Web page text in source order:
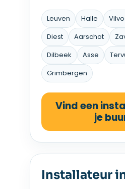
Leuven Halle
Diest
Aarschot
Dilbeek
Asse
Grimbergen
Vind een
je
Installateur